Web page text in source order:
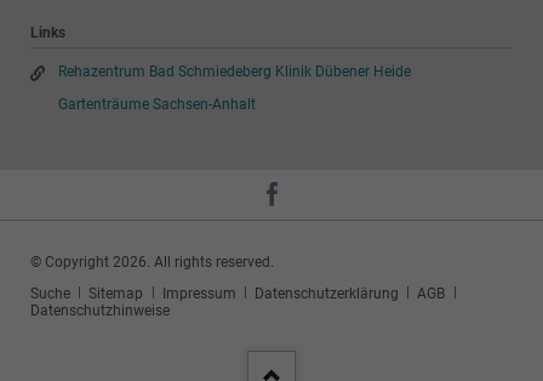
Links
Rehazentrum Bad Schmiedeberg Klinik Dübener Heide
Gartenträume Sachsen-Anhalt
© Copyright 2026. All rights reserved.
Navigation
überspringen
Suche Sitemap Impressum Datenschutzerklärung
AGB
Datenschutzhinweise